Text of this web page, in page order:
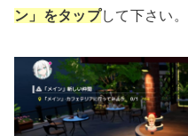
ン」をタップして下さい。